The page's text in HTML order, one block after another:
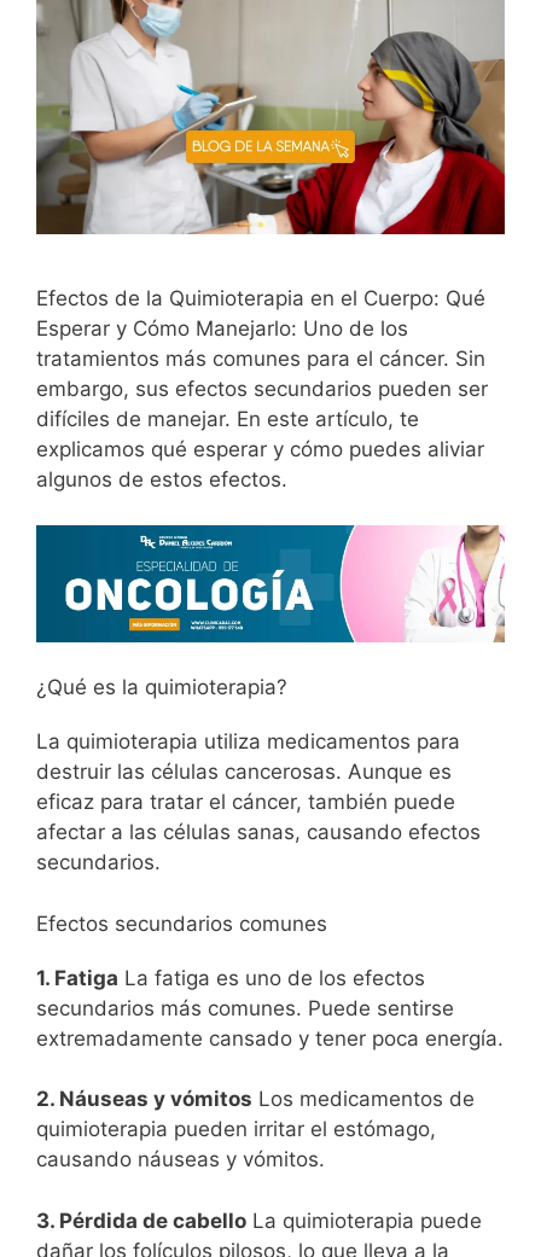
Efectos de la Quimioterapia en el Cuerpo: Qué
Esperar y Cómo Manejarlo: Uno de los
tratamientos más comunes para el cáncer. Sin
embargo, sus efectos secundarios pueden ser
difíciles de manejar. En este artículo, te
explicamos qué esperar y cómo puedes aliviar
algunos de estos efectos.
¿Qué es la quimioterapia?
La quimioterapia utiliza medicamentos para
destruir las células cancerosas. Aunque es
eficaz para tratar el cáncer, también puede
afectar a las células sanas, causando efectos
secundarios.
Efectos secundarios comunes
1. Fatiga La fatiga es uno de los efectos
secundarios más comunes. Puede sentirse
extremadamente cansado y tener poca energía.
2. Náuseas y vómitos Los medicamentos de
quimioterapia pueden irritar el estómago,
causando náuseas y vómitos.
3. Pérdida de cabello La quimioterapia puede
dañar los folículos pilosos, lo que lleva a la